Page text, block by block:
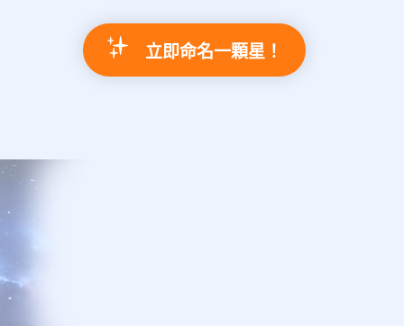
立即命名一顆星！